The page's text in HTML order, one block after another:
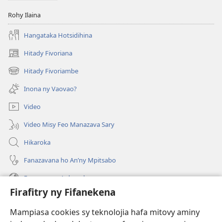
Firafitry ny Fifanekena
Mampiasa cookies sy teknolojia hafa mitovy aminy
Rohy Ilaina
Hangataka Hotsidihina
Hitady Fivoriana
(manokatra
rohy) Hitady Fivoriambe
(manokatra
rohy) Inona ny Vaovao?
Video
Video Misy Feo Manazava Sary
Hikaroka
Fanazavana ho An’ny Mpitsabo
Fanazavana Ankapobeny
Fanampiana